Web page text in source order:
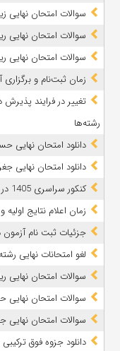
سوالات امتحان نهایی زیست شناسی 3 سال
سوالات امتحان نهایی
سوالات امتحان نهایی ریاضی و آمار 3 پایه
زمان ثبت‌نام و برگزاری
تغییر در فرایند
رشته‌ها
دانلود امتحان نهایی حسابان 2 پایه دوازدهم تیر
دانلود امتحان نهایی جغرافیا 3 پایه دوازدهم تیر
کنکور سراسری 1405 در موعد مقرر برگزار می‌شود
زمان اعلام نتایج اولیه
جزئیات ثبت نام آزمون
لغو امتحانات نهایی
سوالات امتحان نهایی ریاضی 3 تجربی سال دوازدهم
سوالات امتحان نهایی حسابان 2 سال دوازدهم
سوالات امتحان نهایی جغرافیا 3 پایه دوازدهم
دانلود جزوه فوق